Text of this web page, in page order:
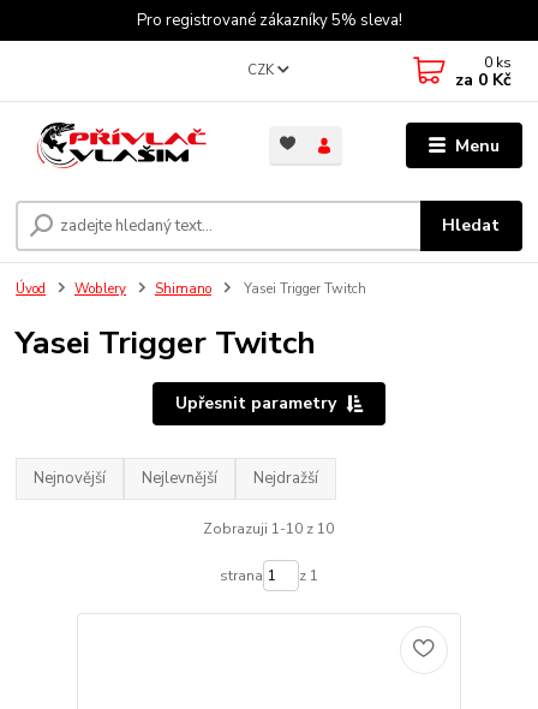
Pro registrované zákazníky 5% sleva!
Menu
CZK
Hledat
0 ks
za 0 Kč
Úvod Woblery Shimano Yasei Trigger Twitch
Yasei Trigger Twitch
Upřesnit parametry
Nejnovější Nejlevnější Nejdražší
Zobrazuji 1-10 z 10
strana z 1